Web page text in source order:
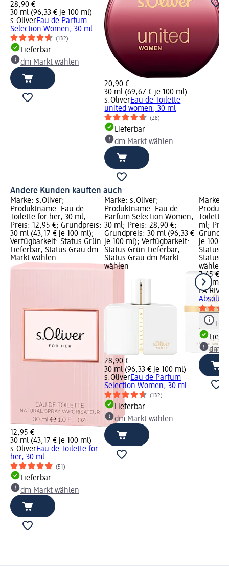
28,90 €
30 ml (96,33 € je 100 ml)
s.OliverEau de Parfum
Selection Women, 30 ml
(132)
Lieferbar
dm Markt wählen
20,90 €
30 ml (69,67 € je 100 ml)
s.OliverEau de Toilette
united women, 30 ml
(28)
Lieferbar
dm Markt wählen
Andere Kunden kauften auch
Marke: s.Oliver;
Produktname: Eau de
Toilette for her, 30 ml;
Preis: 12,95 €; Grundpreis:
30 ml (43,17 € je 100 ml);
Verfügbarkeit: Status Grün
Lieferbar, Status Grau dm
Markt wählen
12,95 €
30 ml (43,17 € je 100 ml)
s.OliverEau de Toilette for
her, 30 ml
(51)
Lieferbar
dm Markt wählen
Marke: s.Oliver;
Produktname: Eau de
Parfum Selection Women,
30 ml; Preis: 28,90 €;
Grundpreis: 30 ml (96,33 €
je 100 ml); Verfügbarkeit:
Status Grün Lieferbar,
Status Grau dm Markt
wählen
28,90 €
30 ml (96,33 € je 100 ml)
s.OliverEau de Parfum
Selection Women, 30 ml
(132)
Lieferbar
dm Markt wählen
Marke:
Toilette
ml;
je 100
Status
Status
wählen
7,45 €
100 ml
LA RIVE
dm